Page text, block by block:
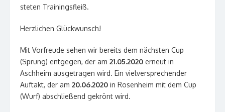
steten Trainingsfleiß.
Herzlichen Glückwunsch!
Mit Vorfreude sehen wir bereits dem nächsten Cup
(Sprung) entgegen, der am 21.05.2020 erneut in
Aschheim ausgetragen wird. Ein vielversprechender
Auftakt, der am 20.06.2020 in Rosenheim mit dem Cup
(Wurf) abschließend gekrönt wird.